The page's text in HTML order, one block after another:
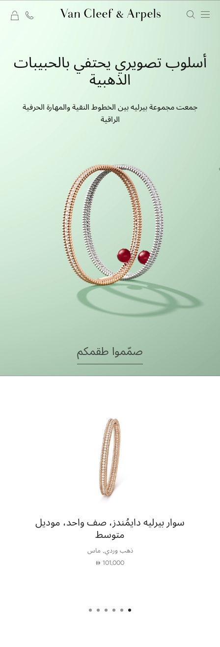
لدار
فان
أسلوب تصويري يحتفي بالحبيبات
الذهبية
جمعت مجموعة بيرليه بين الخطوط النقية والمهارة الحرفية
الراقية
صمّموا طقمكم
سوار بيرليه دايمُندز، صف واحد، موديل
متوسط
ذهب وردي, ماس
101,000
⃃